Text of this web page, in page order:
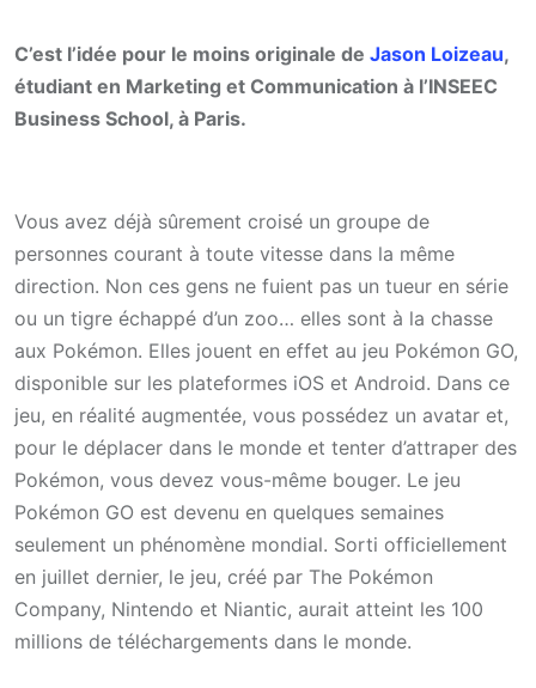
C’est l’idée pour le moins originale de Jason Loizeau,
étudiant en Marketing et Communication à l’INSEEC
Business School, à Paris.
Vous avez déjà sûrement croisé un groupe de
personnes courant à toute vitesse dans la même
direction. Non ces gens ne fuient pas un tueur en série
ou un tigre échappé d’un zoo… elles sont à la chasse
aux Pokémon. Elles jouent en effet au jeu Pokémon GO,
disponible sur les plateformes iOS et Android. Dans ce
jeu, en réalité augmentée, vous possédez un avatar et,
pour le déplacer dans le monde et tenter d’attraper des
Pokémon, vous devez vous-même bouger. Le jeu
Pokémon GO est devenu en quelques semaines
seulement un phénomène mondial. Sorti officiellement
en juillet dernier, le jeu, créé par The Pokémon
Company, Nintendo et Niantic, aurait atteint les 100
millions de téléchargements dans le monde.